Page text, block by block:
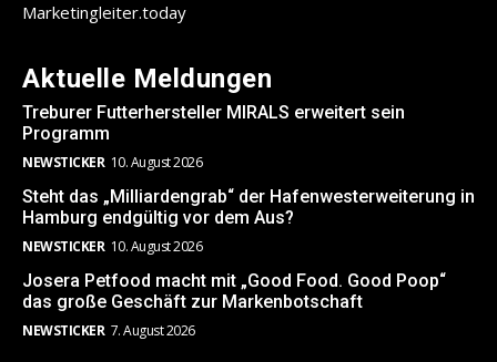
Marketingleiter.today
Aktuelle Meldungen
Treburer Futterhersteller MIRALS erweitert sein
Programm
NEWSTICKER 10. August 2026
Steht das „Milliardengrab“ der Hafenwesterweiterung in
Hamburg endgültig vor dem Aus?
NEWSTICKER 10. August 2026
Josera Petfood macht mit „Good Food. Good Poop“
das große Geschäft zur Markenbotschaft
NEWSTICKER 7. August 2026